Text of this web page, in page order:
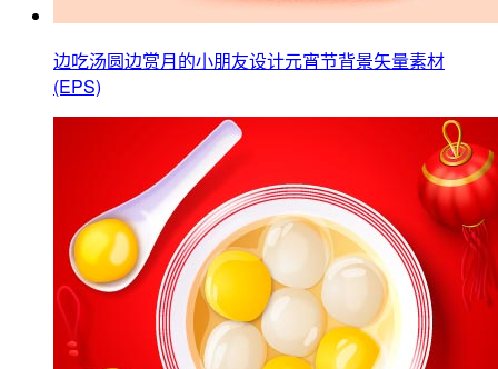
边吃汤圆边赏月的小朋友设计元宵节背景矢量素材
(EPS)